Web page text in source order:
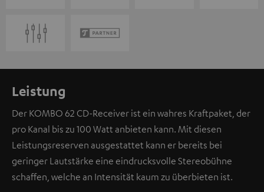
Leistung
Der KOMBO 62 CD-Receiver ist ein wahres Kraftpaket, der
pro Kanal bis zu 100 Watt anbieten kann. Mit diesen
Leistungsreserven ausgestattet kann er bereits bei
geringer Lautstärke eine eindrucksvolle Stereobühne
schaffen, welche an Intensität kaum zu überbieten ist.